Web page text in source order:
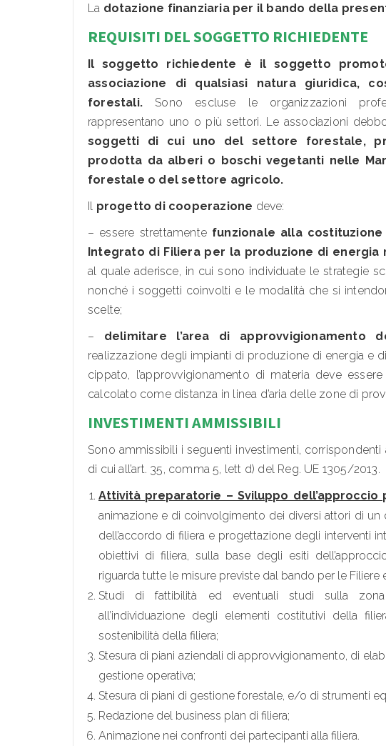
La dotazione finanziaria per il bando della
REQUISITI DEL SOGGETTO RICHIEDENTE
Il soggetto richiedente è il soggetto
associazione di qualsiasi natura giuridica,
forestali. Sono escluse le organizzazioni
rappresentano uno o più settori. Le associazioni
soggetti di cui uno del settore forestale,
prodotta da alberi o boschi vegetanti nelle
forestale o del settore agricolo.
Il progetto di cooperazione deve:
– essere strettamente funzionale alla
Integrato di Filiera per la produzione di
al quale aderisce, in cui sono individuate le strategie
nonché i soggetti coinvolti e le modalità che si
scelte;
– delimitare l’area di approvvigionamento
realizzazione degli impianti di produzione di energia e
cippato, l’approvvigionamento di materia deve
calcolato come distanza in linea d’aria delle zone di
INVESTIMENTI AMMISSIBILI
Sono ammissibili i seguenti investimenti,
di cui all’art. 35, comma 5, lett d) del Reg. UE 1305/2013.
Attività preparatorie – Sviluppo dell’approccio
animazione e di coinvolgimento dei diversi attori di
dell’accordo di filiera e progettazione degli interventi
obiettivi di filiera, sulla base degli esiti
riguarda tutte le misure previste dal bando per le Filiere
Studi di fattibilità ed eventuali studi sulla
all’individuazione degli elementi costitutivi della
sostenibilità della filiera;
Stesura di piani aziendali di approvvigionamento, di
gestione operativa;
Stesura di piani di gestione forestale, e/o di strumenti
Redazione del business plan di filiera;
Animazione nei confronti dei partecipanti alla filiera.